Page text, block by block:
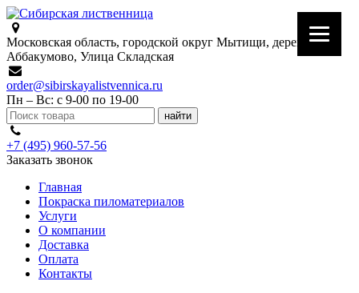
Московская область, городской округ Мытищи, деревня
Аббакумово, Улица Складская
order@sibirskayalistvennica.ru
Пн – Вс: с 9-00 по 19-00
+7 (495) 960-57-56
Заказать звонок
Главная
Покраска пиломатериалов
Услуги
О компании
Доставка
Оплата
Контакты